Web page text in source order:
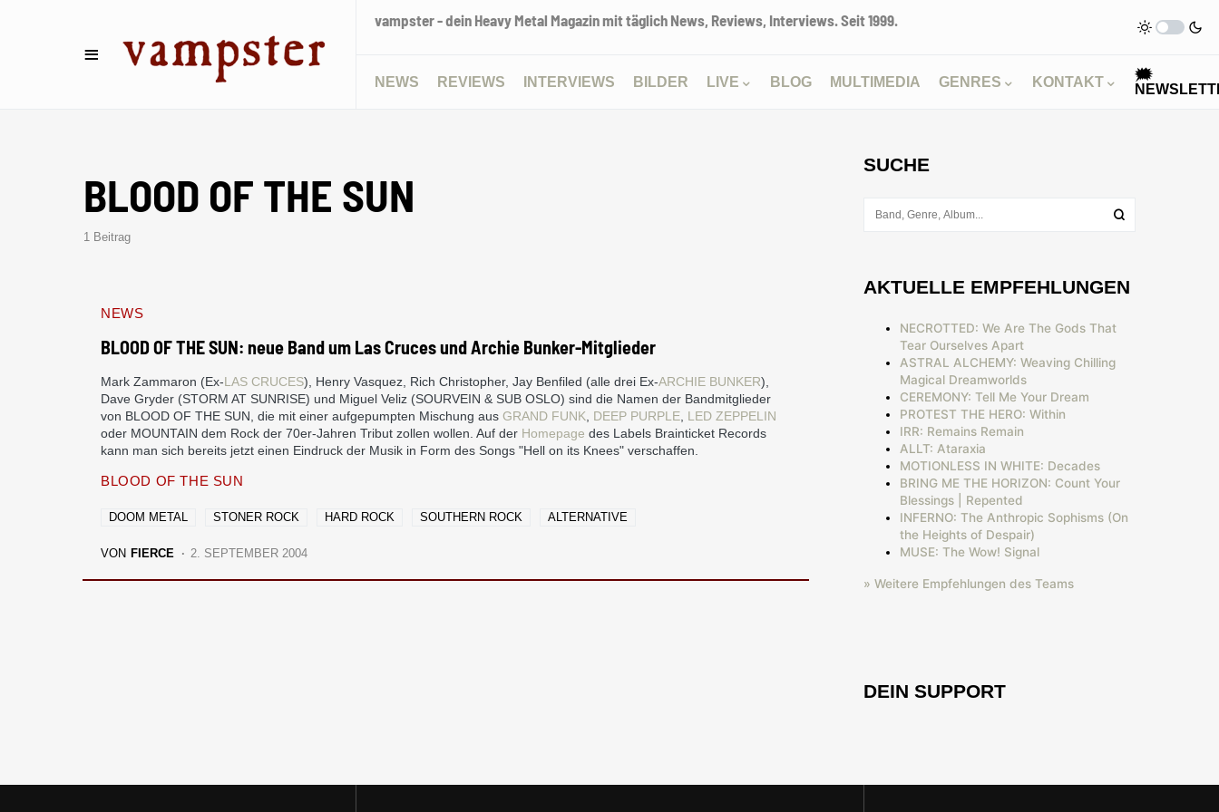
vampster - dein Heavy Metal Magazin mit täglich News, Reviews, Interviews. Seit 1999.
NEWS REVIEWS INTERVIEWS BILDER LIVE BLOG MULTIMEDIA GENRES KONTAKT
🗯
BLOOD OF THE SUN
1 Beitrag
NEWS
BLOOD OF THE SUN: neue Band um Las Cruces und Archie Bunker-Mitglieder
Mark Zammaron (Ex-LAS CRUCES), Henry Vasquez, Rich Christopher, Jay Benfiled (alle drei Ex-ARCHIE BUNKER),
Dave Gryder (STORM AT SUNRISE) und Miguel Veliz (SOURVEIN & SUB OSLO) sind die Namen der Bandmitglieder
von BLOOD OF THE SUN, die mit einer aufgepumpten Mischung aus GRAND FUNK DEEP PURPLE LED ZEPPELIN
oder MOUNTAIN dem Rock der 70er-Jahren Tribut zollen wollen. Auf der Homepage des Labels Brainticket Records
kann man sich bereits jetzt einen Eindruck der Musik in Form des Songs "Hell on its Knees" verschaffen.
BLOOD OF THE SUN
DOOM METAL STONER ROCK HARD ROCK SOUTHERN ROCK ALTERNATIVE
VON FIERCE 2. SEPTEMBER 2004
SUCHE
AKTUELLE EMPFEHLUNGEN
NECROTTED: We Are The Gods That
Tear Ourselves Apart
ASTRAL ALCHEMY: Weaving Chilling
Magical Dreamworlds
CEREMONY: Tell Me Your Dream
PROTEST THE HERO: Within
IRR: Remains Remain
ALLT: Ataraxia
MOTIONLESS IN WHITE: Decades
BRING ME THE HORIZON: Count Your
Blessings | Repented
INFERNO: The Anthropic Sophisms (On
the Heights of Despair)
MUSE: The Wow! Signal
» Weitere Empfehlungen des Teams
DEIN SUPPORT